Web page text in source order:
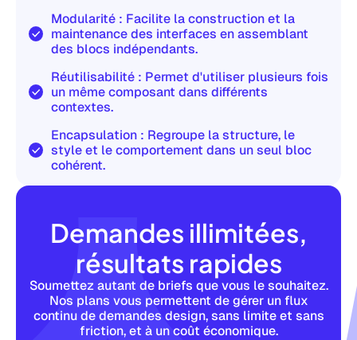
Modularité : Facilite la construction et la
maintenance des interfaces en assemblant
des blocs indépendants.
Réutilisabilité : Permet d'utiliser plusieurs fois
un même composant dans différents
contextes.
Encapsulation : Regroupe la structure, le
style et le comportement dans un seul bloc
cohérent.
Demandes illimitées,
résultats rapides
Soumettez autant de briefs que vous le souhaitez.
Nos plans vous permettent de gérer un flux
continu de demandes design, sans limite et sans
friction, et à un coût économique.